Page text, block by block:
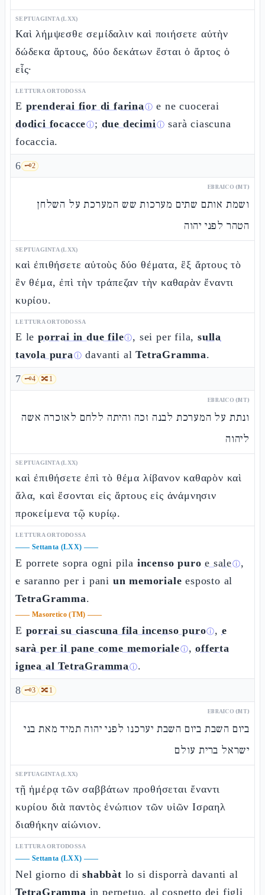
SEPTUAGINTA (LXX)
Καὶ λήμψεσθε σεμίδαλιν καὶ ποιήσετε αὐτὴν
δώδεκα ἄρτους, δύο δεκάτων ἔσται ὁ ἄρτος ὁ
εἷς·
LETTURA ORTODOSSA
E prenderai fior di farinaⓘ e ne cuocerai
dodici focacceⓘ; due decimiⓘ sarà ciascuna
focaccia.
6 🗝️2
EBRAICO (MT)
ושמת אותם שתים מערכות שש המערכת על השלחן
הטהר לפני יהוה
SEPTUAGINTA (LXX)
καὶ ἐπιθήσετε αὐτοὺς δύο θέματα, ἓξ ἄρτους τὸ
ἓν θέμα, ἐπὶ τὴν τράπεζαν τὴν καθαρὰν ἔναντι
κυρίου.
LETTURA ORTODOSSA
E le porrai in due fileⓘ, sei per fila,sulla
tavola puraⓘ davanti alTetraGramma.
7 🗝️4 🔀1
EBRAICO (MT)
ונתת על המערכת לבנה זכה והיתה ללחם לאזכרה אשה
ליהוה
SEPTUAGINTA (LXX)
καὶ ἐπιθήσετε ἐπὶ τὸ θέμα λίβανον καθαρὸν καὶ
ἅλα, καὶ ἔσονται εἰς ἄρτους εἰς ἀνάμνησιν
προκείμενα τῷ κυρίῳ.
LETTURA ORTODOSSA
—— Settanta (LXX) ——
E porrete sopra ogni pila incenso puro e saleⓘ,
e saranno per i pani un memoriale esposto al
TetraGramma.
—— Masoretico (TM) ——
E porrai su ciascuna fila incenso puroⓘ, e
sarà per il pane come memorialeⓘ,offerta
ignea al TetraGrammaⓘ.
8 🗝️3 🔀1
EBRAICO (MT)
ביום השבת ביום השבת יערכנו לפני יהוה תמיד מאת בני
ישראל ברית עולם
SEPTUAGINTA (LXX)
τῇ ἡμέρᾳ τῶν σαββάτων προθήσεται ἔναντι
κυρίου διὰ παντὸς ἐνώπιον τῶν υἱῶν Ισραηλ
διαθήκην αἰώνιον.
LETTURA ORTODOSSA
—— Settanta (LXX) ——
Nel giorno dishabbàt lo si disporrà davanti al
TetraGramma in perpetuo,al cospetto dei figli